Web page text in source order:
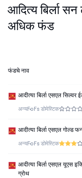
आदित्य बिर्ला
अधिक फंड
फंडचे नाव
आदीत्या बिर्ला एसएल
अन्यFoFs डोमेस्टिक
आदीत्या बिर्ला एसएल गोल्ड
अन्यFoFs डोमेस्टिक
आदीत्या बिर्ला एसएल यूएस
ग्रोथ